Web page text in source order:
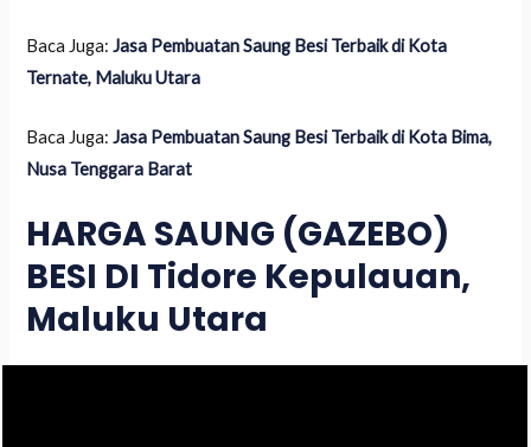
Baca Juga:Jasa Pembuatan Saung Besi Terbaik di Kota
Ternate, Maluku Utara
Baca Juga:Jasa Pembuatan Saung Besi Terbaik di Kota Bima,
Nusa Tenggara Barat
HARGA SAUNG (GAZEBO)
BESI DI Tidore Kepulauan,
Maluku Utara